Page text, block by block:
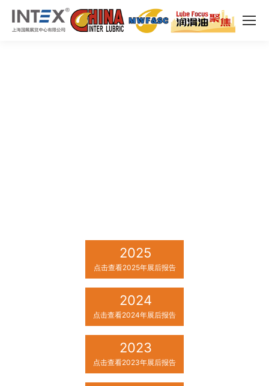
2025
点击查看2025年展后报告
2024
点击查看2024年展后报告
2023
点击查看2023年展后报告